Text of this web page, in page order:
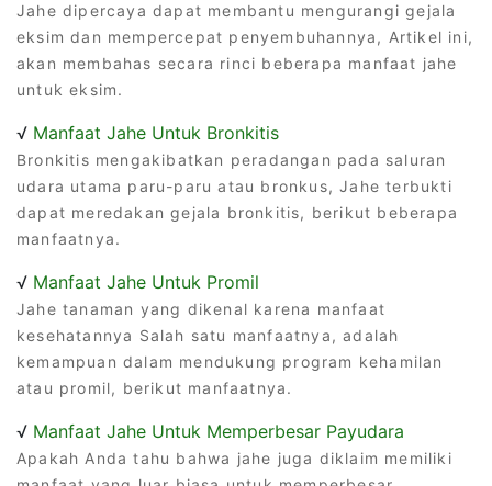
Jahe dipercaya dapat membantu mengurangi gejala
eksim dan mempercepat penyembuhannya, Artikel ini,
akan membahas secara rinci beberapa manfaat jahe
untuk eksim.
√ Manfaat Jahe Untuk Bronkitis
Bronkitis mengakibatkan peradangan pada saluran
udara utama paru-paru atau bronkus, Jahe terbukti
dapat meredakan gejala bronkitis, berikut beberapa
manfaatnya.
√ Manfaat Jahe Untuk Promil
Jahe tanaman yang dikenal karena manfaat
kesehatannya Salah satu manfaatnya, adalah
kemampuan dalam mendukung program kehamilan
atau promil, berikut manfaatnya.
√ Manfaat Jahe Untuk Memperbesar Payudara
Apakah Anda tahu bahwa jahe juga diklaim memiliki